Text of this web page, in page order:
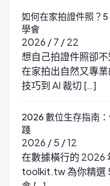
如何在家拍證件照？
學會
2026 / 7 / 22
想自己拍證件照卻
在家拍出自然又專
技巧到 AI 裁切 […]
2026 數位生存指南
踐
2026 / 5 / 12
在數據橫行的 2026
toolkit.tw 為你精選